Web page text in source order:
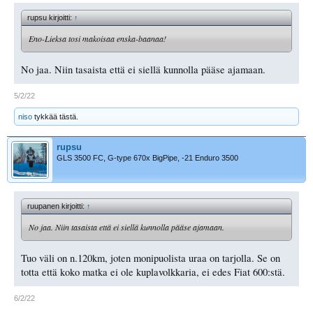
rupsu kirjoitti:↑
Eno-Lieksa tosi makoisaa enska-baanaa!
No jaa. Niin tasaista että ei siellä kunnolla pääse ajamaan.
5/2/22
niso tykkää tästä.
rupsu
GLS 3500 FC, G-type 670x BigPipe, -21 Enduro 3500
ruupanen kirjoitti:↑
No jaa. Niin tasaista että ei siellä kunnolla pääse ajamaan.
Tuo väli on n.120km, joten monipuolista uraa on tarjolla. Se on
totta että koko matka ei ole kuplavolkkaria, ei edes Fiat 600:stä.
6/2/22